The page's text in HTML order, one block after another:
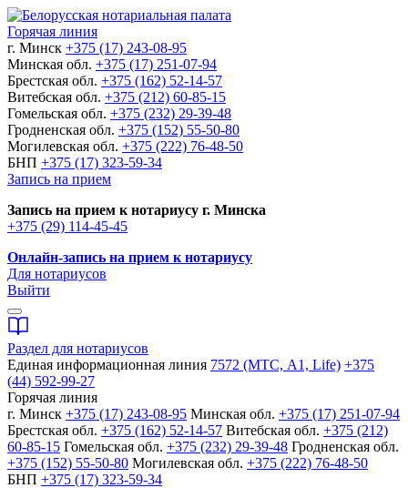
Горячая линия
г. Минск +375 (17) 243-08-95
Минская обл. +375 (17) 251-07-94
Брестская обл. +375 (162) 52-14-57
Витебская обл. +375 (212) 60-85-15
Гомельская обл. +375 (232) 29-39-48
Гродненская обл. +375 (152) 55-50-80
Могилевская обл. +375 (222) 76-48-50
БНП +375 (17) 323-59-34
Запись на прием
Запись на прием к нотариусу г. Минска
+375 (29) 114-45-45
Онлайн-запись на прием к нотариусу
Для нотариусов
Выйти
Раздел для нотариусов
Единая информационная линия 7572 (МТС, A1, Life) +375
(44) 592-99-27
Горячая линия
г. Минск +375 (17) 243-08-95 Минская обл. +375 (17) 251-07-94
Брестская обл. +375 (162) 52-14-57 Витебская обл. +375 (212)
60-85-15 Гомельская обл. +375 (232) 29-39-48 Гродненская обл.
+375 (152) 55-50-80 Могилевская обл. +375 (222) 76-48-50
БНП +375 (17) 323-59-34